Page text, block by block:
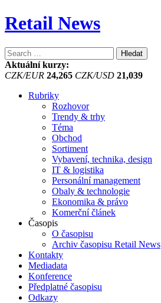
Retail News
Vyhledávání
Aktuální kurzy:
CZK/EUR 24,265 CZK/USD 21,039
Rubriky
Rozhovor
Trendy & trhy
Téma
Obchod
Sortiment
Vybavení, technika, design
IT & logistika
Personální management
Obaly & technologie
Ekonomika & právo
Komerční článek
Časopis
O časopisu
Archiv časopisu Retail News
Kontakty
Mediadata
Konference
Předplatné časopisu
Odkazy